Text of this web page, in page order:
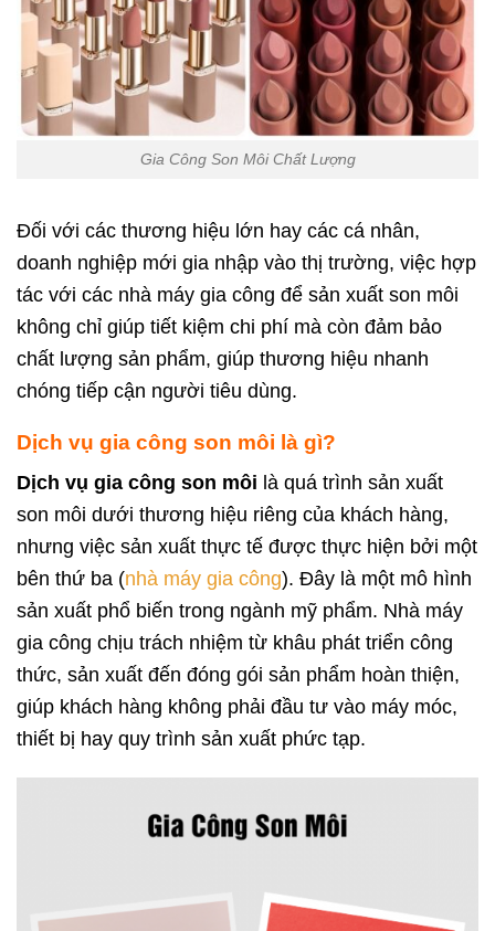
Gia Công Son Môi Chất Lượng
Đối với các thương hiệu lớn hay các cá nhân,
doanh nghiệp mới gia nhập vào thị trường, việc hợp
tác với các nhà máy gia công để sản xuất son môi
không chỉ giúp tiết kiệm chi phí mà còn đảm bảo
chất lượng sản phẩm, giúp thương hiệu nhanh
chóng tiếp cận người tiêu dùng.
Dịch vụ gia công son môi là gì?
Dịch vụ gia công son môi là quá trình sản xuất
son môi dưới thương hiệu riêng của khách hàng,
nhưng việc sản xuất thực tế được thực hiện bởi một
bên thứ ba (nhà máy gia công). Đây là một mô hình
sản xuất phổ biến trong ngành mỹ phẩm. Nhà máy
gia công chịu trách nhiệm từ khâu phát triển công
thức, sản xuất đến đóng gói sản phẩm hoàn thiện,
giúp khách hàng không phải đầu tư vào máy móc,
thiết bị hay quy trình sản xuất phức tạp.